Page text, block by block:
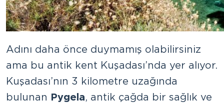
Adını daha önce duymamış olabilirsiniz
ama bu antik kent Kuşadası’nda yer alıyor.
Kuşadası’nın 3 kilometre uzağında
bulunan Pygela, antik çağda bir sağlık ve